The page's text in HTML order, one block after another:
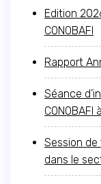
Edition
CONOBAFI
Rapport
Séance
CONOBAFI
Session
dans le